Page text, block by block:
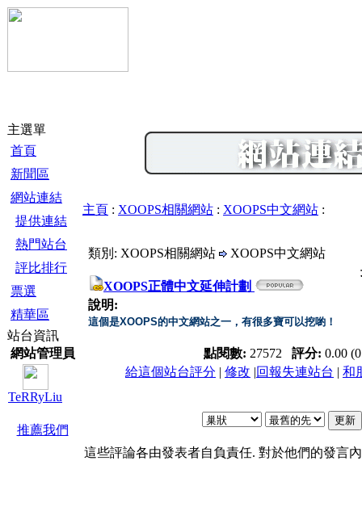
主選單
首頁
新聞區
網站連結
提供連結
熱門站台
評比排行
票選
精華區
站台資訊
網站管理員
TeRRyLiu
推薦我們
主頁 : XOOPS相關網站 : XOOPS中文網站 :
類別: XOOPS相關網站 XOOPS中文網站
XOOPS正體中文延伸計劃
說明:
這個是XOOPS的中文網站之一，有很多寶可以挖喲！
點閱數: 27572 評分: 0.00
給這個站台評分 | 修改 |回報失連站台 | 和
這些評論各由發表者自負責任. 對於他們的發言